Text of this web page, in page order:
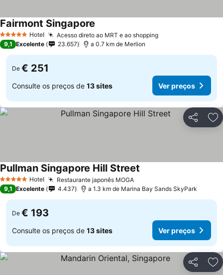
5 Estrelas Hotel Acesso direto ao MRT e ao shopping
Fairmont Singapore
9,1 Excelente 23.657 a 0.7 km de Merlion
De € 251
Consulte os preços de 13 sites Ver preços
Partilhar
5 Estrelas Hotel Restaurante japonês MOGA
Pullman Singapore Hill Street
9,1 Excelente 4.437 a 1.3 km de Marina Bay Sands SkyPark
De € 193
Consulte os preços de 13 sites Ver preços
Partilhar